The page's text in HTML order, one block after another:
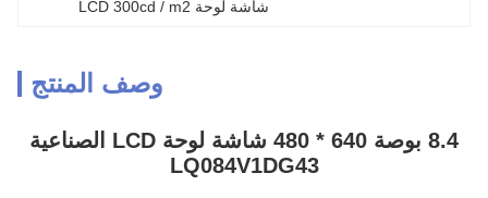
شاشة لوحة LCD 300cd / m2
وصف المنتج
8.4 بوصة 640 * 480 شاشة لوحة LCD الصناعية
LQ084V1DG43